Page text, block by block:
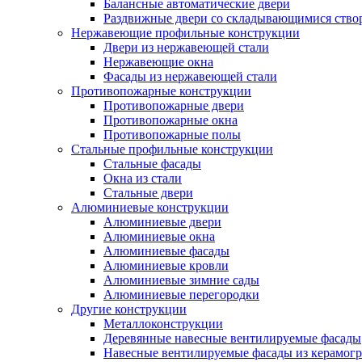
Балансные автоматические двери
Раздвижные двери со складывающимися
Нержавеющие профильные конструкции
Двери из нержавеющей стали
Нержавеющие окна
Фасады из нержавеющей стали
Противопожарные конструкции
Противопожарные двери
Противопожарные окна
Противопожарные полы
Стальные профильные конструкции
Стальные фасады
Окна из стали
Стальные двери
Алюминиевые конструкции
Алюминиевые двери
Алюминиевые окна
Алюминиевые фасады
Алюминиевые кровли
Алюминиевые зимние сады
Алюминиевые перегородки
Другие конструкции
Металлоконструкции
Деревянные навесные вентилируемые фасады
Навесные вентилируемые фасады из